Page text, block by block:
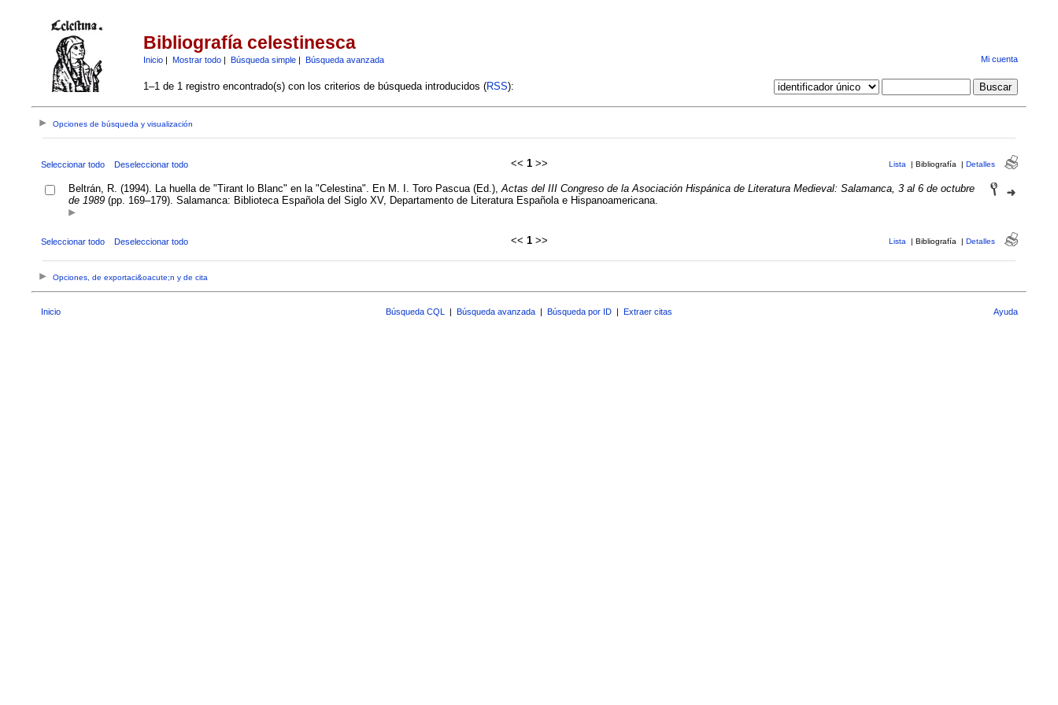
Bibliografía celestinesca
Inicio| Mostrar todo| Búsqueda simple| Búsqueda avanzada Mi cuenta
1–1 de 1 registro encontrado(s) con los criterios de búsqueda introducidos (RSS):
Opciones de búsqueda y visualización
Seleccionar todo Deseleccionar todo << 1>> Lista | Bibliografía | Detalles
Beltrán, R. (1994). La huella de "Tirant lo Blanc" en la "Celestina". En M. I. Toro Pascua (Ed.), Actas del III Congreso de la Asociación Hispánica de Literatura Medieval: Salamanca, 3 al 6 de octubre
de 1989(pp. 169–179). Salamanca: Biblioteca Española del Siglo XV, Departamento de Literatura Española e Hispanoamericana.
Seleccionar todo Deseleccionar todo << 1>> Lista | Bibliografía | Detalles
Opciones, de exportaci&oacute;n y de cita
Inicio Búsqueda CQL | Búsqueda avanzada | Búsqueda por ID | Extraer citas Ayuda